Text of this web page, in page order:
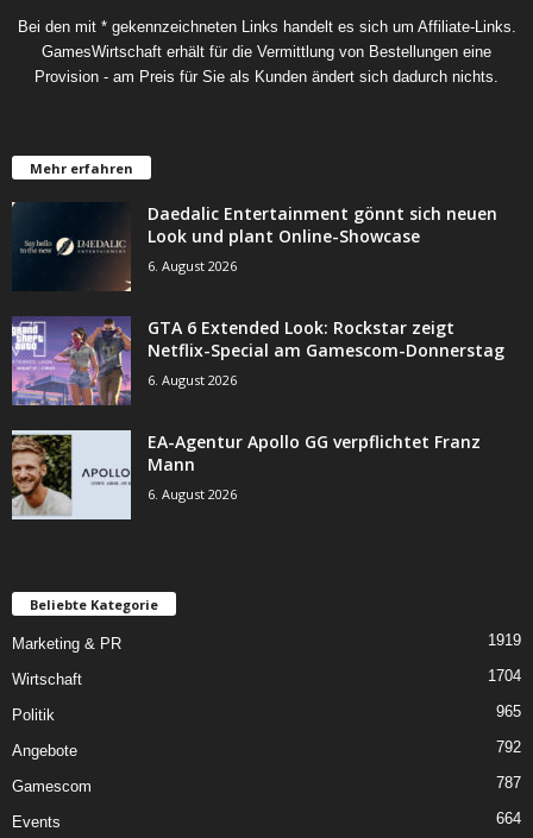
Bei den mit * gekennzeichneten Links handelt es sich um Affiliate-Links.
GamesWirtschaft erhält für die Vermittlung von Bestellungen eine
Provision - am Preis für Sie als Kunden ändert sich dadurch nichts.
Mehr erfahren
Daedalic Entertainment gönnt sich neuen
Look und plant Online-Showcase
6. August 2026
GTA 6 Extended Look: Rockstar zeigt
Netflix-Special am Gamescom-Donnerstag
6. August 2026
EA-Agentur Apollo GG verpflichtet Franz
Mann
6. August 2026
Beliebte Kategorie
Marketing & PR 1919
Wirtschaft 1704
Politik 965
Angebote 792
Gamescom 787
Events 664